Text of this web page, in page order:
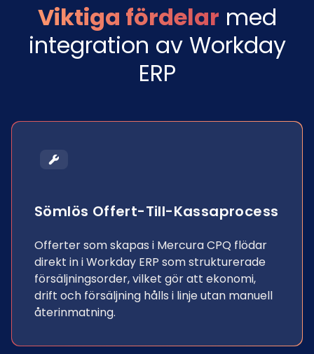
Viktiga fördelar med
integration av Workday
ERP
Sömlös Offert-Till-Kassaprocess
Offerter som skapas i Mercura CPQ flödar
direkt in i Workday ERP som strukturerade
försäljningsorder, vilket gör att ekonomi,
drift och försäljning hålls i linje utan manuell
återinmatning.